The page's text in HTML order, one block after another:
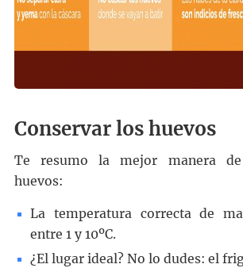
Conservar los huevos
Te resumo la mejor manera
huevos:
La temperatura correcta de
entre 1 y 10ºC.
¿El lugar ideal? No lo dudes: el